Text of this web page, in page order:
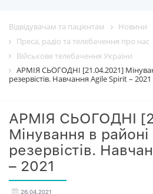
Відвідувачам та пацієнтам
Новини
Преса, радіо та телебачення про нас
Військове телебачення України
АРМІЯ СЬОГОДНІ [21.04.2021]
резервістів. Навчання Agile Spirit – 2021
АРМІЯ СЬОГОДНІ
Мінування в
резервістів.
– 2021
26.04.2021